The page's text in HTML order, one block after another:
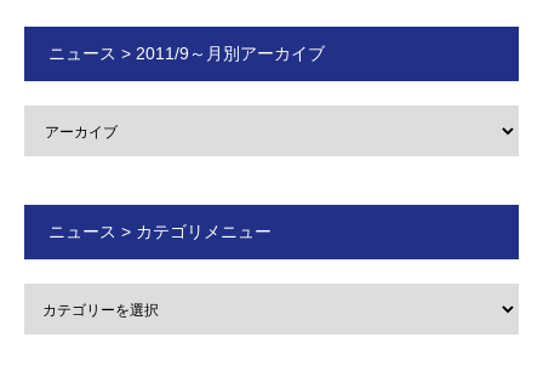
ニュース > 2011/9～月別アーカイブ
ニュース > カテゴリメニュー